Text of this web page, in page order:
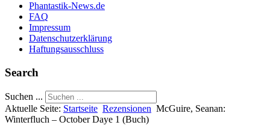
Phantastik-News.de
FAQ
Impressum
Datenschutzerklärung
Haftungsausschluss
Search
Suchen ...
Aktuelle Seite: Startseite Rezensionen McGuire, Seanan:
Winterfluch – October Daye 1 (Buch)